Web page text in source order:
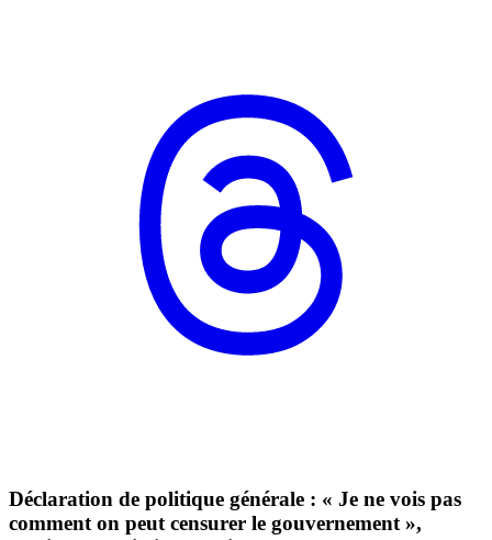
Déclaration de politique générale : « Je ne vois pas
comment on peut censurer le gouvernement »,